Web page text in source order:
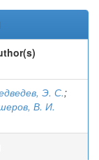
Э. С.;
В. И.